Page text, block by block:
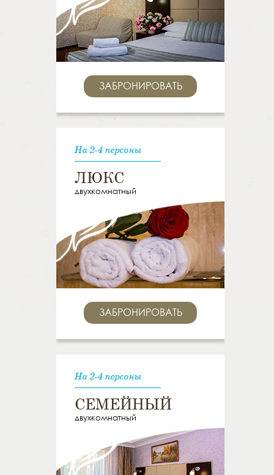
ЗАБРОНИРОВАТЬ
На 2-4 персоны
ЛЮКС
двухкомнатный
ЗАБРОНИРОВАТЬ
На 2-4 персоны
СЕМЕЙНЫЙ
двухкомнатный